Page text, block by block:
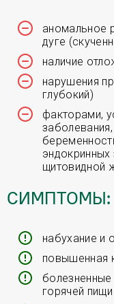
аномальное
дуге
наличие
нарушения
глубокий)
факторами,
эндокринных
щитовидной
СИМПТОМЫ:
набухание и
повышенная
горячей